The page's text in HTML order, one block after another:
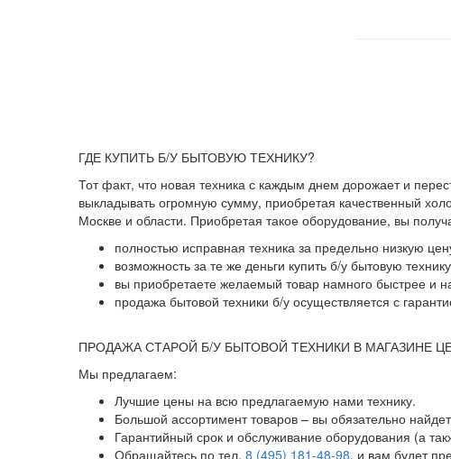
ГДЕ КУПИТЬ Б/У БЫТОВУЮ ТЕХНИКУ?
Тот факт, что новая техника с каждым днем дорожает и
выкладывать огромную сумму, приобретая качественный
Москве и области. Приобретая такое оборудование, вы
полностью исправная техника за предельно низкую
возможность за те же деньги купить б/у бытовую
вы приобретаете желаемый товар намного быстрее и
продажа бытовой техники б/у осуществляется с
ПРОДАЖА СТАРОЙ Б/У БЫТОВОЙ ТЕХНИКИ В МАГАЗИНЕ
Мы предлагаем:
Лучшие цены на всю предлагаемую нами технику.
Большой ассортимент товаров – вы обязательно
Гарантийный срок и обслуживание оборудования (а
Обращайтесь по тел. 8 (495) 181-48-98, и вам будет